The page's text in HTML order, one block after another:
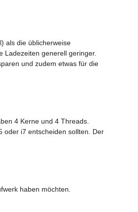
als die üblicherweise
Ladezeiten generell geringer.
und zudem etwas für die
4 Kerne und 4 Threads.
oder i7 entscheiden sollten. Der
haben möchten.